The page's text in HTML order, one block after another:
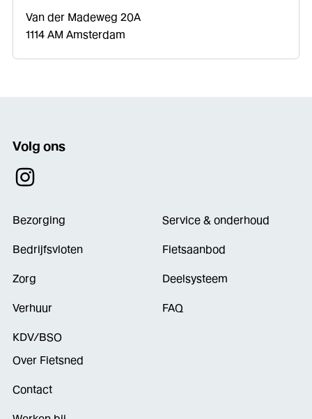
Van der Madeweg 20A
1114 AM Amsterdam
Volg ons
Bezorging
Bedrijfsvloten
Zorg
Verhuur
KDV/BSO
Service & onderhoud
Fietsaanbod
Deelsysteem
FAQ
Over Fietsned
Contact